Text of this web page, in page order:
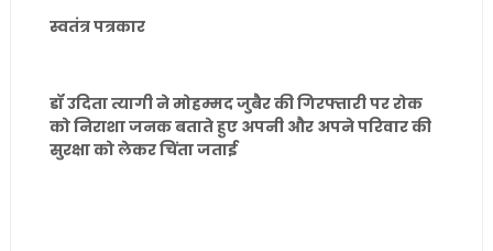
स्वतंत्र पत्रकार
डॉ उदिता त्यागी ने मोहम्मद जुबैर की गिरफ्तारी पर रोक
को निराशा जनक बताते हुए अपनी और अपने परिवार की
सुरक्षा को लेकर चिंता जताई